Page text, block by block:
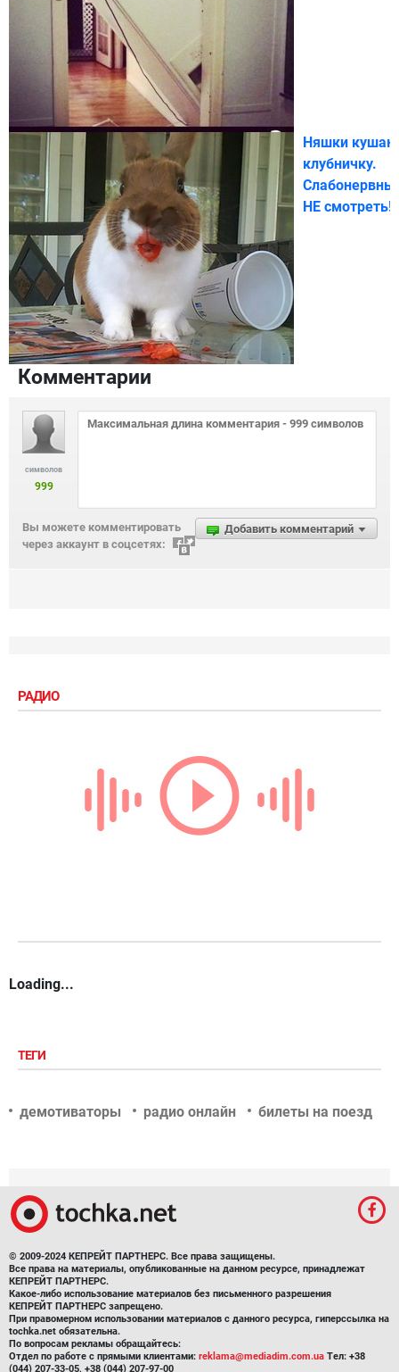
Няшки
клубничку.
НЕ смотреть!
Комментарии
символов
999
Добавить комментарий
Вы можете комментировать
через аккаунт в соцсетях:
РАДИО
Loading...
ТЕГИ
демотиваторы радио онлайн билеты на поезд
© 2009-2024 КЕПРЕЙТ ПАРТНЕРС. Все права защищены.
Все права на материалы, опубликованные на данном ресурсе, принадлежат
КЕПРЕЙТ ПАРТНЕРС.
Какое-либо использование материалов без письменного разрешения
КЕПРЕЙТ ПАРТНЕРС запрещено.
При правомерном использовании материалов с данного ресурса, гиперссылка на
tochka.net обязательна.
По вопросам рекламы обращайтесь:
Отдел по работе с прямыми клиентами: reklama@mediadim.com.ua Тел: +38
(044) 207-33-05, +38 (044) 207-97-00